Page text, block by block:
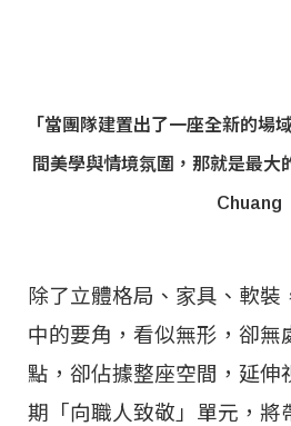
「當團隊建置出了一座全新的場
間美學與情境氛圍，那就是最
Chuang
除了立體格局、家具、軟裝
中的要角，看似無形，卻無
點，卻佔據整座空間，延伸
期「向職人致敬」單元，將